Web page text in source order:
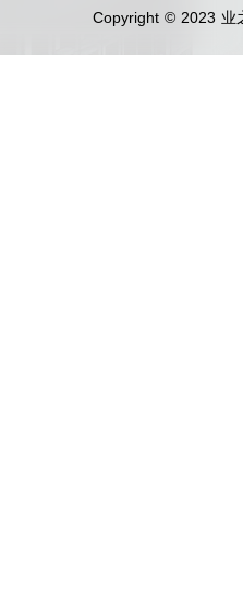
Copyright © 2023 业